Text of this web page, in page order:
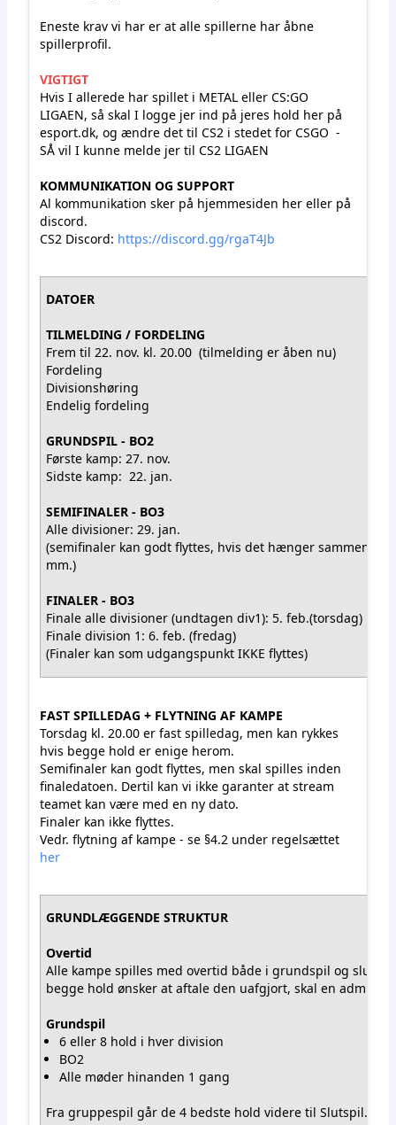
Eneste krav vi har er at alle spillerne har åbne
spillerprofil.
VIGTIGT
Hvis I allerede har spillet i METAL eller CS:GO
LIGAEN, så skal I logge jer ind på jeres hold her på
esport.dk, og ændre det til CS2 i stedet for CSGO -
SÅ vil I kunne melde jer til CS2 LIGAEN
KOMMUNIKATION OG SUPPORT
Al kommunikation sker på hjemmesiden her eller på
discord.
CS2 Discord: https://discord.gg/rgaT4Jb
DATOER
TILMELDING / FORDELING
Frem til 22. nov. kl. 20.00 (tilmelding er åben nu)
Fordeling
Divisionshøring
Endelig fordeling
GRUNDSPIL - BO2
Første kamp: 27. nov.
Sidste kamp: 22. jan.
SEMIFINALER - BO3
Alle divisioner: 29. jan.
(semifinaler kan godt flyttes, hvis det hænger sammen
mm.)
FINALER - BO3
Finale alle divisioner (undtagen div1): 5. feb.(torsdag)
Finale division 1: 6. feb. (fredag)
(Finaler kan som udgangspunkt IKKE flyttes)
FAST SPILLEDAG + FLYTNING AF KAMPE
Torsdag kl. 20.00 er fast spilledag, men kan rykkes
hvis begge hold er enige herom.
Semifinaler kan godt flyttes, men skal spilles inden
finaledatoen. Dertil kan vi ikke garanter at stream
teamet kan være med en ny dato.
Finaler kan ikke flyttes.
Vedr. flytning af kampe - se §4.2 under regelsættet
her
GRUNDLÆGGENDE STRUKTUR
Overtid
Alle kampe spilles med overtid både i grundspil og
begge hold ønsker at aftale den uafgjort, skal en admin
Grundspil
6 eller 8 hold i hver division
BO2
Alle møder hinanden 1 gang
Fra gruppespil går de 4 bedste hold videre til Slutspil.